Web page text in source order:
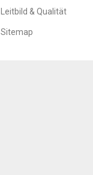
Leitbild & Qualität
Sitemap